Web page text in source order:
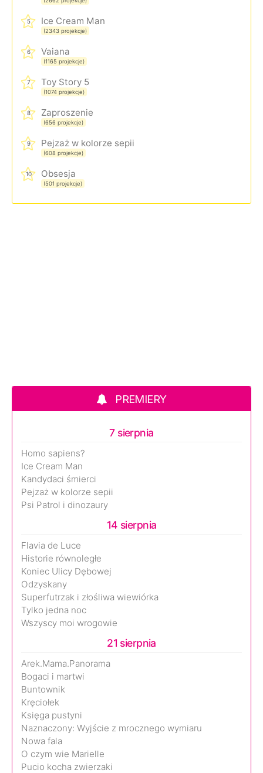
5 Ice Cream Man
(2343 projekcje)
6 Vaiana
(1165 projekcje)
7 Toy Story 5
(1074 projekcje)
8 Zaproszenie
(656 projekcje)
9 Pejzaż w kolorze sepii
(608 projekcje)
10 Obsesja
(501 projekcje)
PREMIERY
7 sierpnia
Homo sapiens?
Ice Cream Man
Kandydaci śmierci
Pejzaż w kolorze sepii
Psi Patrol i dinozaury
14 sierpnia
Flavia de Luce
Historie równoległe
Koniec Ulicy Dębowej
Odzyskany
Superfutrzak i złośliwa wiewiórka
Tylko jedna noc
Wszyscy moi wrogowie
21 sierpnia
Arek.Mama.Panorama
Bogaci i martwi
Buntownik
Kręciołek
Księga pustyni
Naznaczony: Wyjście z mrocznego wymiaru
Nowa fala
O czym wie Marielle
Pucio kocha zwierzaki